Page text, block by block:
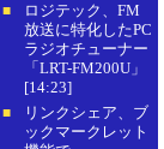
■
ロジテック、FM
放送に特化したPC
ラジオチューナー
「LRT-FM200U」
[14:23]
■
リンクシェア、ブ
ックマークレット